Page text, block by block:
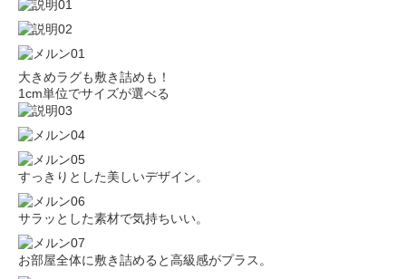
大きめラグも敷き詰めも！
1cm単位でサイズが選べる
すっきりとした美しいデザイン。
サラッとした素材で気持ちいい。
お部屋全体に敷き詰めると高級感がプラス。